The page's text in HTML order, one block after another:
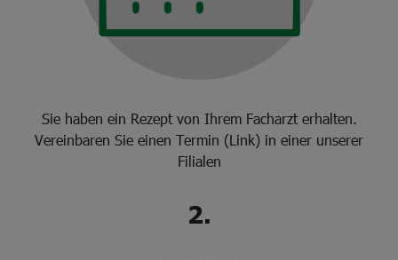
Sie haben ein Rezept von Ihrem Facharzt erhalten.
Vereinbaren Sie einen Termin (Link) in einer unserer
Filialen
2.